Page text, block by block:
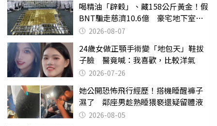
喝精油「辟穀」、藏158公斤黃金！假
BNT騙走慈濟10.6億 豪宅地下室竟
挖出乾鮑金庫
2026-08-07
24歲女做正顎手術變「地包天」鞋拔
子臉 醫竟喊：我喜歡，比較洋氣
2026-07-26
她公開恐怖飛行經歷！搭機睡醒褲子
濕了 鄰座男趁熟睡猥褻還疑留體液
2026-08-05